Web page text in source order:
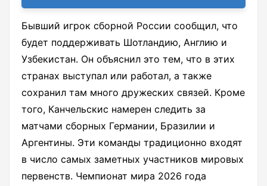
Бывший игрок сборной России сообщил, что
будет поддерживать Шотландию, Англию и
Узбекистан. Он объяснил это тем, что в этих
странах выступал или работал, а также
сохранил там много дружеских связей. Кроме
того, Канчельскис намерен следить за
матчами сборных Германии, Бразилии и
Аргентины. Эти команды традиционно входят
в число самых заметных участников мировых
первенств. Чемпионат мира 2026 года